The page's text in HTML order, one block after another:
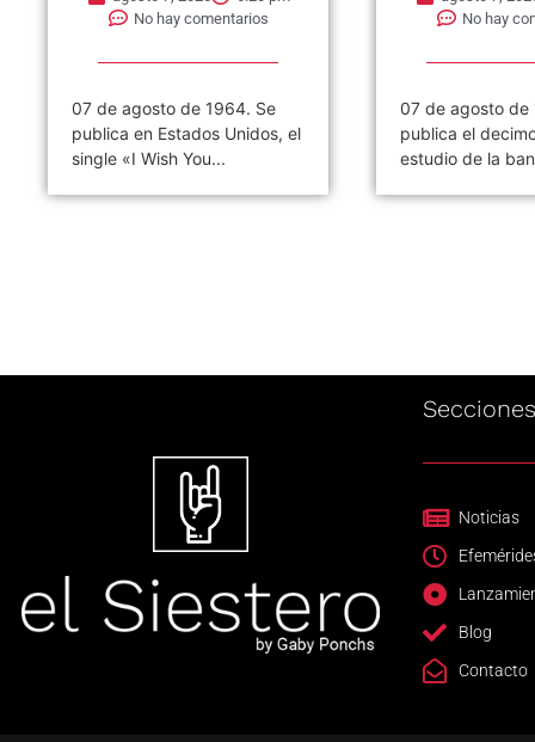
No hay comentarios
07 de agosto de 1964. Se
publica en Estados Unidos, el
single «I Wish You...
No hay
07 de agosto de
publica el
estudio de la
Secciones
Noticias
Blog
Contacto